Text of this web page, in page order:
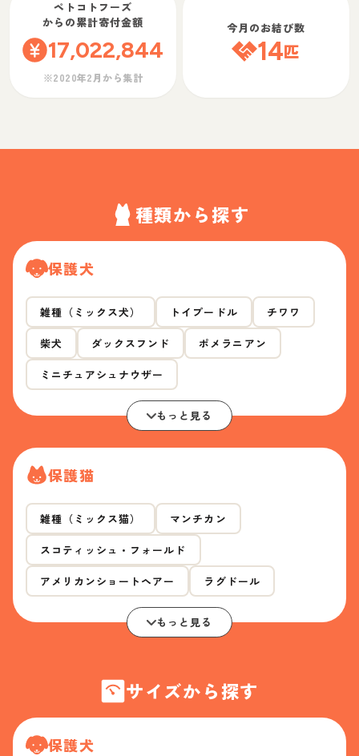
ペトコトフーズ
からの累計寄付金額
17,022,844
※2020年2月から集計
今月のお結び数
14匹
種類から探す
保護犬
雑種（ミックス犬） トイプードル チワワ
柴犬 ダックスフンド ポメラニアン
ミニチュアシュナウザー
もっと見る
保護猫
雑種（ミックス猫） マンチカン
スコティッシュ・フォールド
アメリカンショートヘアー ラグドール
もっと見る
サイズから探す
保護犬